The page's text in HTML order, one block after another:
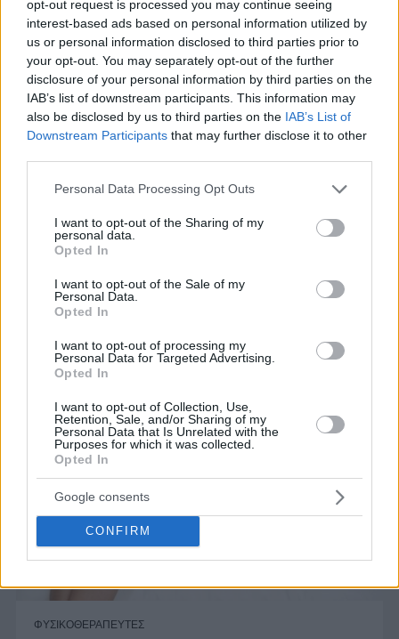
opt-out request is processed you may continue seeing
interest-based ads based on personal information utilized by
us or personal information disclosed to third parties prior to
your opt-out. You may separately opt-out of the further
disclosure of your personal information by third parties on the
IAB’s list of downstream participants. This information may
also be disclosed by us to third parties on the IAB’s List of
Downstream Participants that may further disclose it to other
Please note that this website/app uses one or more Google
not limited to your visit or usage behaviour. You may click to
grant or deny consent to Google and its third-party tags to
use your data for below specified purposes in below Google
consent section.
Personal Data Processing Opt Outs
I want to opt-out of the Sharing of my
personal data.
Opted In
I want to opt-out of the Sale of my
Personal Data.
Opted In
I want to opt-out of processing my
Personal Data for Targeted Advertising.
Opted In
I want to opt-out of Collection, Use,
Retention, Sale, and/or Sharing of my
Personal Data that Is Unrelated with the
Purposes for which it was collected.
Opted In
Google consents
CONFIRM
ΦΥΣΙΚΟΘΕΡΑΠΕΥΤΕΣ
Τα αίτια και τα συμπτώματα των αθλητικών
κακώσεων
ΦΥΣΙΚΟΘΕΡΑΠΕΥΤΕΣ